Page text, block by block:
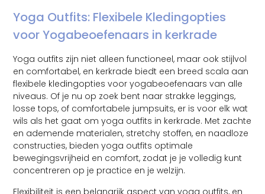
Yoga Outfits: Flexibele Kledingopties
voor Yogabeoefenaars in kerkrade
Yoga outfits zijn niet alleen functioneel, maar ook stijlvol
en comfortabel, en kerkrade biedt een breed scala aan
flexibele kledingopties voor yogabeoefenaars van alle
niveaus. Of je nu op zoek bent naar strakke leggings,
losse tops, of comfortabele jumpsuits, er is voor elk wat
wils als het gaat om yoga outfits in kerkrade. Met zachte
en ademende materialen, stretchy stoffen, en naadloze
constructies, bieden yoga outfits optimale
bewegingsvrijheid en comfort, zodat je je volledig kunt
concentreren op je practice en je welzijn.
Flexibiliteit is een belangrijk aspect van yoga outfits, en